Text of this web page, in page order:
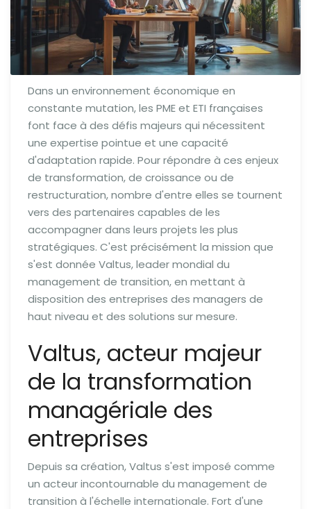
Dans un environnement économique en
constante mutation, les PME et ETI françaises
font face à des défis majeurs qui nécessitent
une expertise pointue et une capacité
d'adaptation rapide. Pour répondre à ces enjeux
de transformation, de croissance ou de
restructuration, nombre d'entre elles se tournent
vers des partenaires capables de les
accompagner dans leurs projets les plus
stratégiques. C'est précisément la mission que
s'est donnée Valtus, leader mondial du
management de transition, en mettant à
disposition des entreprises des managers de
haut niveau et des solutions sur mesure.
Valtus, acteur majeur
de la transformation
managériale des
entreprises
Depuis sa création, Valtus s'est imposé comme
un acteur incontournable du management de
transition à l'échelle internationale. Fort d'une